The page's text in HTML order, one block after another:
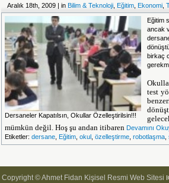
Aralık 18th, 2009 | in Bilim & Teknoloji Eğitim Ekonomi
Dersaneler Kapatılsın, Okullar Özelleştirilsin!!!
Eğitim
ancak
birkaç
test
mümkün değil. Hoş şu andan itibaren Devamını
Etiketler: dersane Eğitim okul özelleştirme robotlaşma
Copyright © Ahmet Fidan Kişisel Resmi Web Sitesi